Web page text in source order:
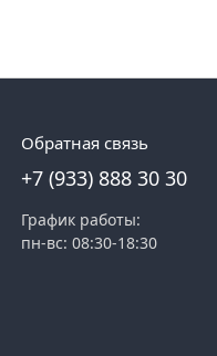
Обратная связь
+7 (933) 888 30 30
График работы:
пн-вс: 08:30-18:30